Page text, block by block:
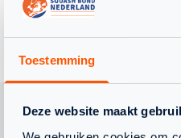
Toestemming
Deze website maakt